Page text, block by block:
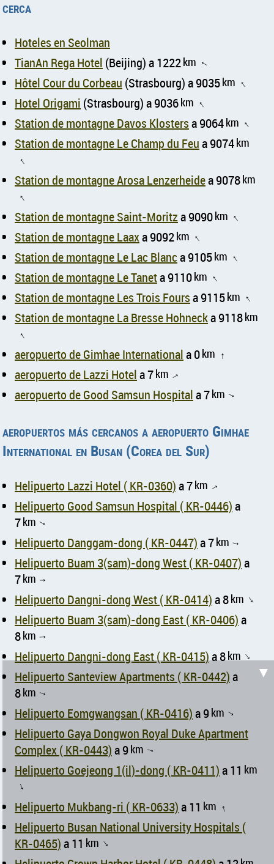
cerca
Hoteles en Seolman
TianAn Rega Hotel (Beijing) a 1222km ↑
Hôtel Cour du Corbeau (Strasbourg) a 9035km ↑
Hotel Origami (Strasbourg) a 9036km ↑
Station de montagne Davos Klostersa 9064km ↑
Station de montagne Le Champ du Feua 9074km
↑
Station de montagne Arosa Lenzerheidea 9078km
↑
Station de montagne Saint-Moritza 9090km ↑
Station de montagne Laaxa 9092km ↑
Station de montagne Le Lac Blanca 9105km ↑
Station de montagne Le Taneta 9110km ↑
Station de montagne Les Trois Foursa 9115km ↑
Station de montagne La Bresse Hohnecka 9118km
↑
aeropuerto de Gimhae Internationala 0km ↑
aeropuerto de Lazzi Hotela 7km ↑
aeropuerto de Good Samsun Hospitala 7km ↑
aeropuertos más cercanos a aeropuerto Gimhae
International en Busan (Corea del Sur)
Helipuerto Lazzi Hotel ( KR-0360)a 7km ↑
Helipuerto Good Samsun Hospital ( KR-0446)a
7km ↑
Helipuerto Danggam-dong ( KR-0447)a 7km ↑
Helipuerto Buam 3(sam)-dong West ( KR-0407)a
7km ↑
Helipuerto Dangni-dong West ( KR-0414)a 8km ↑
Helipuerto Buam 3(sam)-dong East ( KR-0406)a
8km ↑
Helipuerto Dangni-dong East ( KR-0415)a 8km↑
Helipuerto Santeview Apartments ( KR-0442)a
8km ↑
Helipuerto Eomgwangsan ( KR-0416)a 9km ↑
Helipuerto Gaya Dongwon Royal Duke Apartment
Complex ( KR-0443)a 9km ↑
Helipuerto Goejeong 1(il)-dong ( KR-0411)a 11 km
↑
Helipuerto Mukbang-ri ( KR-0633)a 11 km ↑
Helipuerto Busan National University Hospitals (
KR-0465)a 11 km ↑
▼